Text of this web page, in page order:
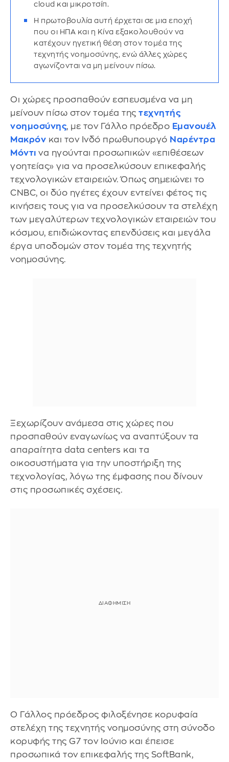
cloud και μικροτσίπ.
Η πρωτοβουλία αυτή έρχεται σε μια εποχή
που οι ΗΠΑ και η Κίνα εξακολουθούν να
κατέχουν ηγετική θέση στον τομέα της
τεχνητής νοημοσύνης, ενώ άλλες χώρες
αγωνίζονται να μη μείνουν πίσω.
Οι χώρες προσπαθούν εσπευσμένα να μη
μείνουν πίσω στον τομέα της τεχνητής
νοημοσύνης, με τον Γάλλο πρόεδρο Εμανουέλ
Μακρόν και τον Ινδό πρωθυπουργό Ναρέντρα
Μόντι να ηγούνται προσωπικών «επιθέσεων
γοητείας» για να προσελκύσουν επικεφαλής
τεχνολογικών εταιρειών. Όπως σημειώνει το
CNBC, οι δύο ηγέτες έχουν εντείνει φέτος τις
κινήσεις τους για να προσελκύσουν τα στελέχη
των μεγαλύτερων τεχνολογικών εταιρειών του
κόσμου, επιδιώκοντας επενδύσεις και μεγάλα
έργα υποδομών στον τομέα της τεχνητής
νοημοσύνης.
Ξεχωρίζουν ανάμεσα στις χώρες που
προσπαθούν εναγωνίως να αναπτύξουν τα
απαραίτητα data centers και τα
οικοσυστήματα για την υποστήριξη της
τεχνολογίας, λόγω της έμφασης που δίνουν
στις προσωπικές σχέσεις.
Ο Γάλλος πρόεδρος φιλοξένησε κορυφαία
στελέχη της τεχνητής νοημοσύνης στη σύνοδο
κορυφής της G7 τον Ιούνιο και έπεισε
προσωπικά τον επικεφαλής της SoftBank,